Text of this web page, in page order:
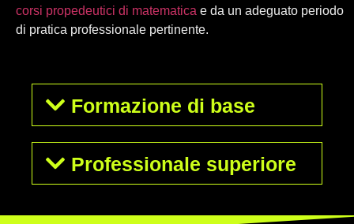
corsi propedeutici di matematica e da un adeguato periodo
di pratica professionale pertinente.
Formazione di base
Professionale superiore